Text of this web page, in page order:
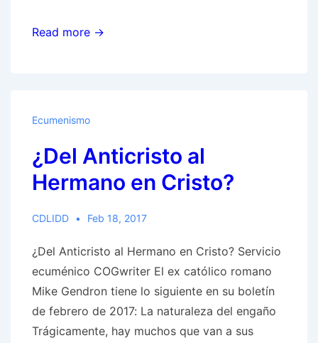
Mike
–
Islam
Read more →
Ecumenismo
¿Del Anticristo al
Hermano en Cristo?
CDLIDD Feb 18, 2017
¿Del Anticristo al Hermano en Cristo? Servicio
ecuménico COGwriter El ex católico romano
Mike Gendron tiene lo siguiente en su boletín
de febrero de 2017: La naturaleza del engaño
Trágicamente, hay muchos que van a sus